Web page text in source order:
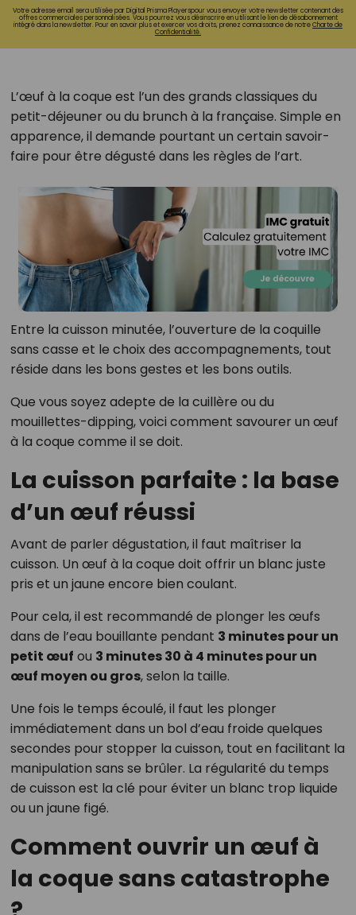
Votre adresse email sera utilisée par Digital Prisma Playerspour vous envoyer votre newsletter contenant des
offres commerciales personnalisées. Vous pourrez vous désinscrire en utilisant le lien de désabonnement
intégré dans la newsletter. Pour en savoir plus et exercer vos droits, prenez connaissance de notreCharte de
Confidentialité.
L’œuf à la coque est l’un des grands classiques du
petit-déjeuner ou du brunch à la française. Simple en
apparence, il demande pourtant un certain savoir-
faire pour être dégusté dans les règles de l’art.
Entre la cuisson minutée, l’ouverture de la coquille
sans casse et le choix des accompagnements, tout
réside dans les bons gestes et les bons outils.
Que vous soyez adepte de la cuillère ou du
mouillettes-dipping, voici comment savourer un œuf
à la coque comme il se doit.
La cuisson parfaite : la base
d’un œuf réussi
Avant de parler dégustation, il faut maîtriser la
cuisson. Un œuf à la coque doit offrir un blanc juste
pris et un jaune encore bien coulant.
Pour cela, il est recommandé de plonger les œufs
dans de l’eau bouillante pendant 3 minutes pour un
petit œuf ou 3 minutes 30 à 4 minutes pour un
œuf moyen ou gros, selon la taille.
Une fois le temps écoulé, il faut les plonger
immédiatement dans un bol d’eau froide quelques
secondes pour stopper la cuisson, tout en facilitant la
manipulation sans se brûler. La régularité du temps
de cuisson est la clé pour éviter un blanc trop liquide
ou un jaune figé.
Comment ouvrir un œuf à
la coque sans catastrophe